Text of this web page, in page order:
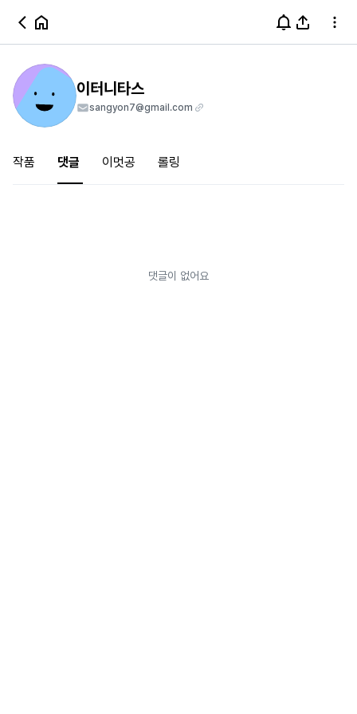
이터니타스
sangyon7@gmail.com
작품 댓글 이멋공 롤링
댓글이 없어요